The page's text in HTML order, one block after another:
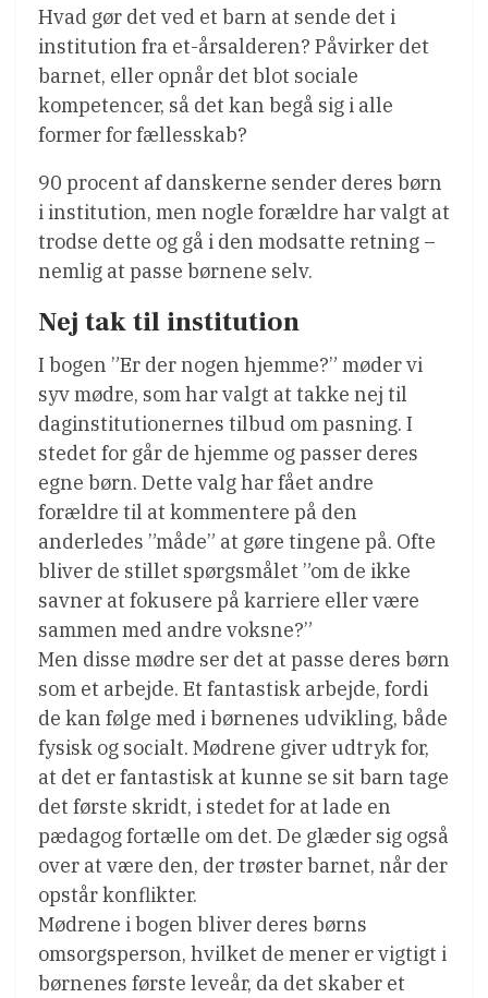
Hvad gør det ved et barn at sende det i
institution fra et-årsalderen? Påvirker det
barnet, eller opnår det blot sociale
kompetencer, så det kan begå sig i alle
former for fællesskab?
90 procent af danskerne sender deres børn
i institution, men nogle forældre har valgt at
trodse dette og gå i den modsatte retning –
nemlig at passe børnene selv.
Nej tak til institution
I bogen ”Er der nogen hjemme?” møder vi
syv mødre, som har valgt at takke nej til
daginstitutionernes tilbud om pasning. I
stedet for går de hjemme og passer deres
egne børn. Dette valg har fået andre
forældre til at kommentere på den
anderledes ”måde” at gøre tingene på. Ofte
bliver de stillet spørgsmålet ”om de ikke
savner at fokusere på karriere eller være
sammen med andre voksne?”
Men disse mødre ser det at passe deres børn
som et arbejde. Et fantastisk arbejde, fordi
de kan følge med i børnenes udvikling, både
fysisk og socialt. Mødrene giver udtryk for,
at det er fantastisk at kunne se sit barn tage
det første skridt, i stedet for at lade en
pædagog fortælle om det. De glæder sig også
over at være den, der trøster barnet, når der
opstår konflikter.
Mødrene i bogen bliver deres børns
omsorgsperson, hvilket de mener er vigtigt i
børnenes første leveår, da det skaber et